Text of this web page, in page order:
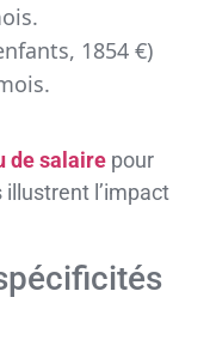
1854 €)
de salaire pour
l’impact